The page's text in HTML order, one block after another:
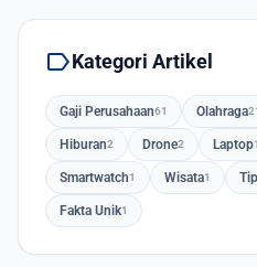
labelKategori Artikel
Gaji Perusahaan61 Olahraga
Hiburan2 Drone2 Laptop1
Smartwatch1 Wisata1
Fakta Unik1